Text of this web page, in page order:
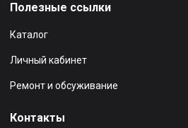
Полезные ссылки
Каталог
Личный кабинет
Ремонт и обсуживание
Контакты